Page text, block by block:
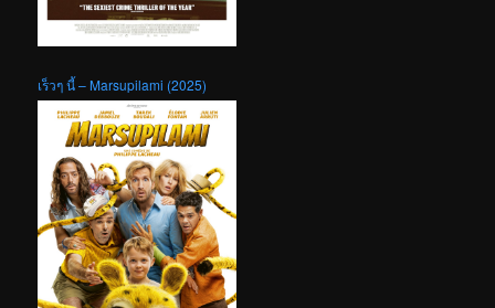
เร็วๆ นี้ – Marsupilami (2025)